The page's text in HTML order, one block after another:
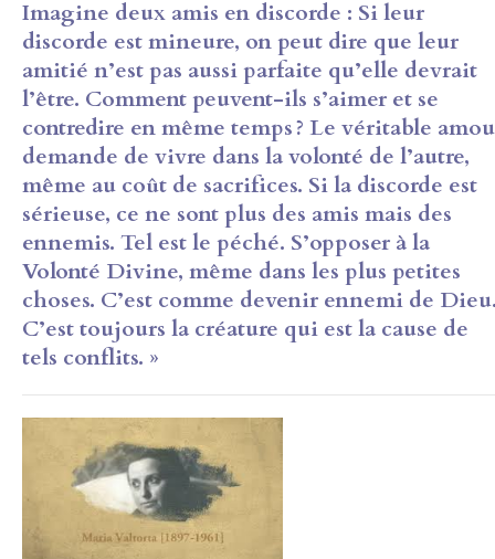
Imagine deux amis en discorde : Si leur
discorde est mineure, on peut dire que leur
amitié n’estpas aussi parfaite qu’elle devrait
l’être. Comment peuvent-ils s’aimer et se
contredire en même temps ? Le véritable
demande de vivre dans la volonté de l’autre,
même au coût de sacrifices. Si la discorde est
sérieuse, ce ne sont plus des amis mais des
ennemis. Tel est le péché. S’opposer à la
Volonté Divine, même dans les plus petites
choses. C’est comme devenir ennemi de
C’est toujours la créature qui est la cause de
tels conflits. »